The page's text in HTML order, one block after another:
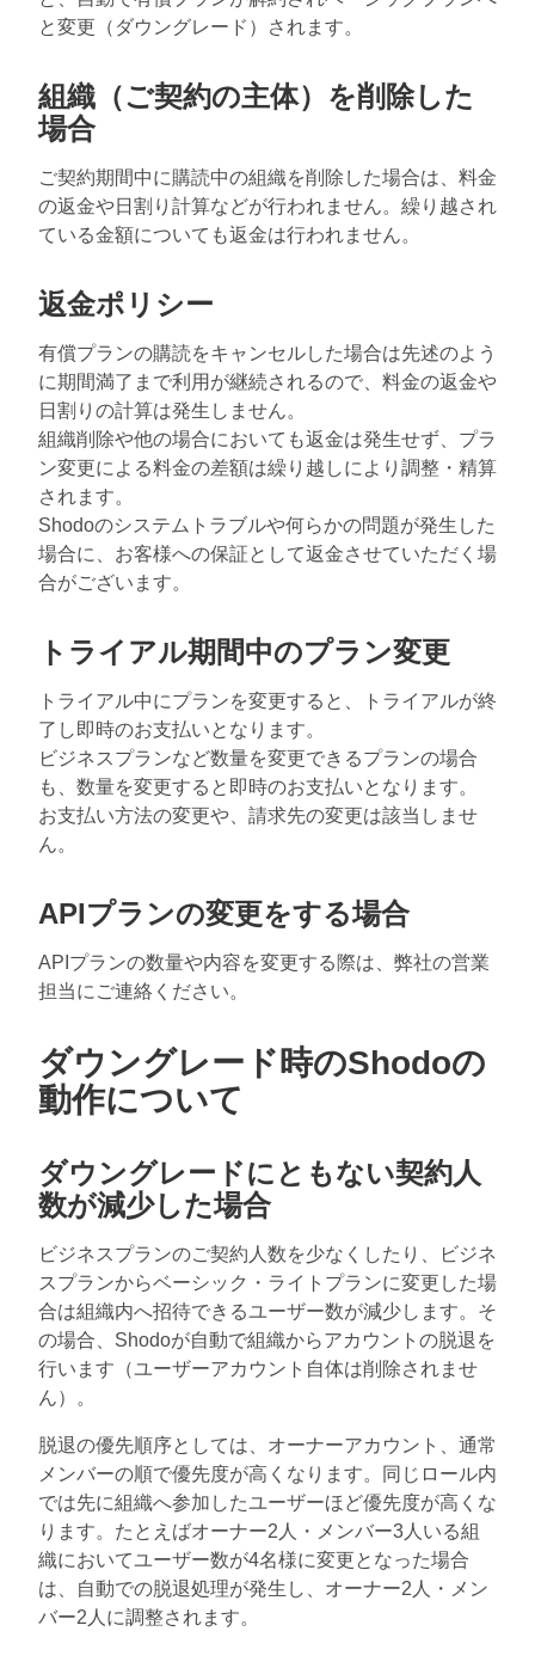
と変更（ダウングレード）されます。
組織（ご契約の主体）を削除した
場合
ご契約期間中に購読中の組織を削除した場合は、料金
の返金や日割り計算などが行われません。繰り越され
ている金額についても返金は行われません。
返金ポリシー
有償プランの購読をキャンセルした場合は先述のよう
に期間満了まで利用が継続されるので、料金の返金や
日割りの計算は発生しません。
組織削除や他の場合においても返金は発生せず、プラ
ン変更による料金の差額は繰り越しにより調整・精算
されます。
Shodoのシステムトラブルや何らかの問題が発生した
場合に、お客様への保証として返金させていただく場
合がございます。
トライアル期間中のプラン変更
トライアル中にプランを変更すると、トライアルが終
了し即時のお支払いとなります。
ビジネスプランなど数量を変更できるプランの場合
も、数量を変更すると即時のお支払いとなります。
お支払い方法の変更や、請求先の変更は該当しませ
ん。
APIプランの変更をする場合
APIプランの数量や内容を変更する際は、弊社の営業
担当にご連絡ください。
ダウングレード時のShodoの
動作について
ダウングレードにともない契約人
数が減少した場合
ビジネスプランのご契約人数を少なくしたり、ビジネ
スプランからベーシック・ライトプランに変更した場
合は組織内へ招待できるユーザー数が減少します。そ
の場合、Shodoが自動で組織からアカウントの脱退を
行います（ユーザーアカウント自体は削除されませ
ん）。
脱退の優先順序としては、オーナーアカウント、通常
メンバーの順で優先度が高くなります。同じロール内
では先に組織へ参加したユーザーほど優先度が高くな
ります。たとえばオーナー2人・メンバー3人いる組
織においてユーザー数が4名様に変更となった場合
は、自動での脱退処理が発生し、オーナー2人・メン
バー2人に調整されます。